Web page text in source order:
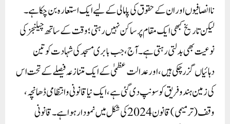
ناانصافیوں اور ان کے حقوق کی پامالی کے لیے ایک استعارہ بن چکا ہے۔
لیکن تاریخ کبھی ایک مقام پر ساکن نہیں رہتی؛ وقت کے ساتھ چیلنجز کی
نوعیت بھی بدلتی رہتی ہے۔ آج، جب بابری مسجد کی شہادت کو تین
دہائیاں گزر چکی ہیں، اور عدالت عظمیٰ کے ایک متنازعہ فیصلے کے تحت اس
کی زمین ہندو فریق کو سونپ دی گئی ہے، ایک نیا قانونی و انتظامی ڈھانچہ،
وقف (ترمیمی) قانون 2024 کی شکل میں نمودار ہوا ہے۔ قانونی